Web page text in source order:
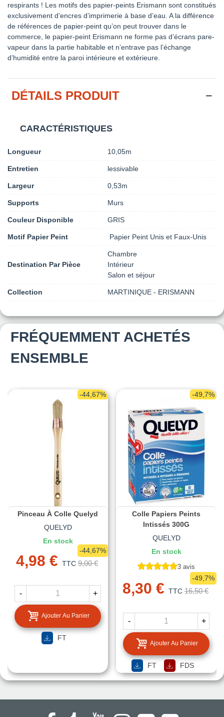
respirants ! Les motifs des papier-peints Erismann sont constitués
exclusivement d’encres d’imprimerie à base d’eau. A la différence
de références de papier-peint qu’on peut trouver dans le
commerce, le papier-peint Erismann ne forme pas d’écrans pare-
vapeur dans la partie habitable et n’entrave pas l’échange
d’humidité entre la paroi intérieure et extérieure.
DÉTAILS PRODUIT
CARACTÉRISTIQUES
Longueur 10,05m
Entretien lessivable
Largeur 0,53m
Supports Murs
Couleur Disponible GRIS
Motif Papier Peint Papier Peint Unis et Faux-Unis
Destination Par Pièce
Chambre
Intérieur
Salon et séjour
Collection MARTINIQUE - ERISMANN
FRÉQUEMMENT ACHETÉS
ENSEMBLE
-44,67%
Pinceau À Colle Quelyd
QUELYD
En stock
4,98 € TTC 9,00 €
-44,67%
- +
Ajouter Au Panier
FT
-49,7%
Colle Papiers Peints
Intissés 300G
QUELYD
En stock
3 avis
8,30 € TTC 16,50 €
-49,7%
- +
Ajouter Au Panier
FT FDS